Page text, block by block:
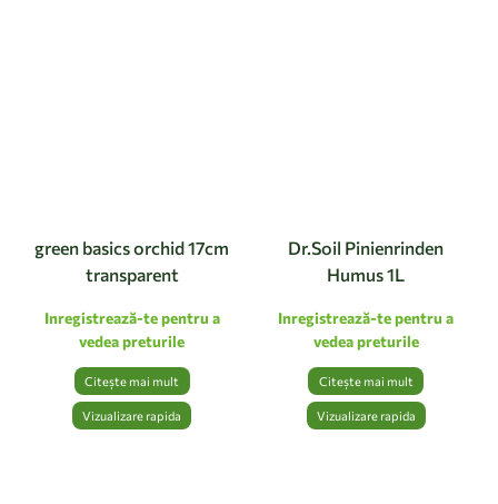
green basics orchid 17cm
transparent
Inregistrează-te pentru a
vedea preturile
Citește mai mult
Vizualizare rapida
Dr.Soil Pinienrinden
Humus 1L
Inregistrează-te pentru a
vedea preturile
Citește mai mult
Vizualizare rapida